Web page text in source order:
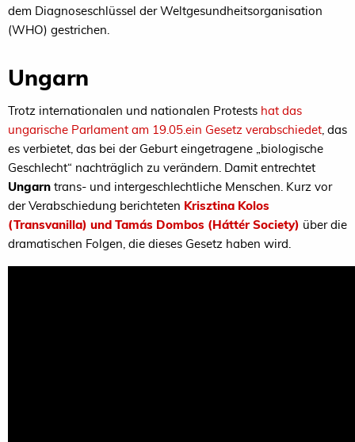
dem Diagnoseschlüssel der Weltgesundheitsorganisation
(WHO) gestrichen.
Ungarn
Trotz internationalen und nationalen Protests hat das
ungarische Parlament am 19.05.ein Gesetz verabschiedet, das
es verbietet, das bei der Geburt eingetragene „biologische
Geschlecht“ nachträglich zu verändern. Damit entrechtet
Ungarn trans- und intergeschlechtliche Menschen. Kurz vor
der Verabschiedung berichteten Krisztina Kolos
(Transvanilla) und Tamás Dombos (Háttér Society) über die
dramatischen Folgen, die dieses Gesetz haben wird.